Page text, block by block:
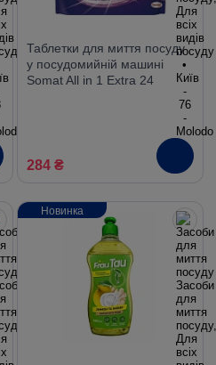
Таблетки для миття посуду
у посудомийній машині
Somat All in 1 Extra 24
284 ₴
Новинка